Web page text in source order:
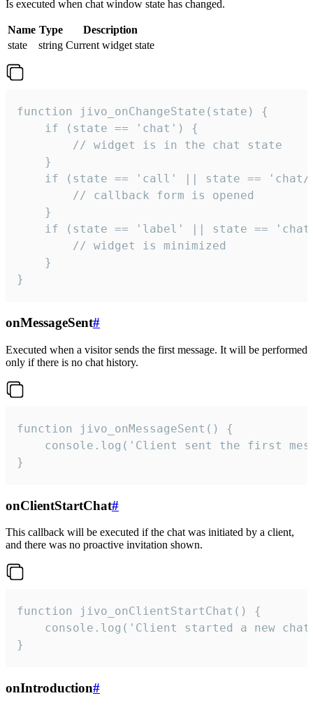
Is executed when chat window state has changed.
Name Type
Description
state
string Current widget state
function jivo_onChangeState(state) {
    if (state == 'chat') {
        // widget is in the chat state
    }
if (state == 'call' || state ==
        // callback form is opened
    }
if (state == 'label' || state ==
        // widget is minimized
    }
}
onMessageSent#
Executed when a visitor sends the first message. It will be performed
only if there is no chat history.
function jivo_onMessageSent() {
console.log('Client sent the first
}
onClientStartChat#
This callback will be executed if the chat was initiated by a client,
and there was no proactive invitation shown.
function jivo_onClientStartChat() {
console.log('Client started a new
}
onIntroduction#